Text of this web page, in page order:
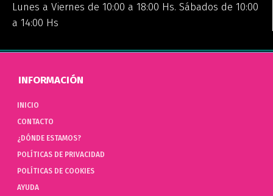
Lunes a Viernes de 10:00 a 18:00 Hs. Sábados de 10:00
a 14:00 Hs
INFORMACIÓN
INICIO
CONTACTO
¿DÓNDE ESTAMOS?
POLÍTICAS DE PRIVACIDAD
POLÍTICAS DE COOKIES
AYUDA